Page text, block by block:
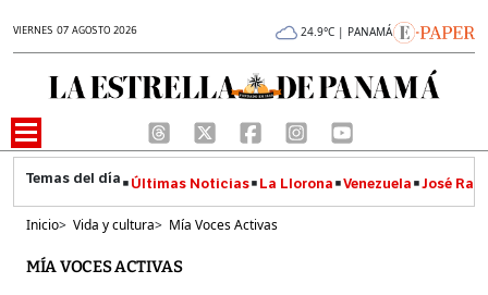
VIERNES 07 AGOSTO 2026 24.9°C | PANAMÁ
Últimas Noticias La Llorona Venezuela José
Inicio> Vida y cultura> Mía Voces Activas
MÍA VOCES ACTIVAS